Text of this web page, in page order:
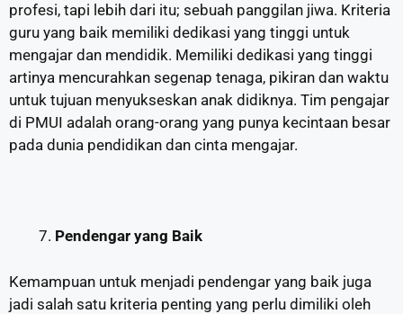
profesi, tapi lebih dari itu; sebuah panggilan jiwa. Kriteria
guru yang baik memiliki dedikasi yang tinggi untuk
mengajar dan mendidik. Memiliki dedikasi yang tinggi
artinya mencurahkan segenap tenaga, pikiran dan waktu
untuk tujuan menyukseskan anak didiknya. Tim pengajar
di PMUI adalah orang-orang yang punya kecintaan besar
pada dunia pendidikan dan cinta mengajar.
Pendengar yang Baik
Kemampuan untuk menjadi pendengar yang baik juga
jadi salah satu kriteria penting yang perlu dimiliki oleh